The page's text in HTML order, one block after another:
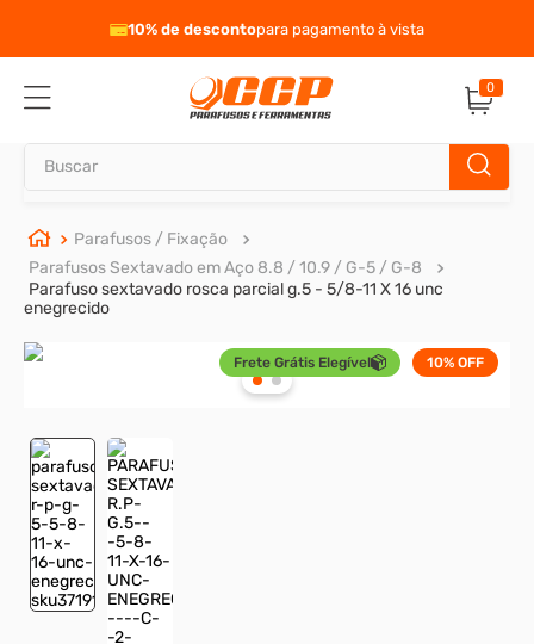
10% de descontopara pagamento à vista
0
Parafusos / Fixação
Parafusos Sextavado em Aço 8.8 / 10.9 / G-5 / G-8
Parafuso sextavado rosca parcial g.5 - 5/8-11 X 16 unc
enegrecido
Frete Grátis Elegível 10% OFF
TERMOS MAIS BUSCADOS
1º
parafuso allen
2º
parafuso sextavado
5
presto
6º
rodizio
7º
parafuso madeira
8º
rebite rosca
9º
parafuso allen 5